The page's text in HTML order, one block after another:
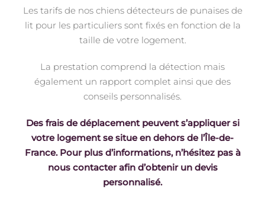
Les tarifs de nos chiens détecteurs de punaises de
lit pour les particuliers sont fixés en fonction de la
taille de votre logement.
La prestation comprend la détection mais
également un rapport complet ainsi que des
conseils personnalisés.
Des frais de déplacement peuvent s’appliquer si
votre logement se situe en dehors de l’Île-de-
France. Pour plus d’informations, n’hésitez pas à
nous contacter afin d’obtenir un devis
personnalisé.